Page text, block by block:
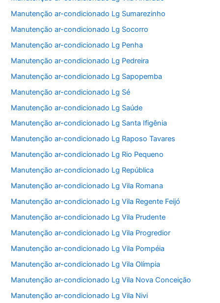
Manutenção ar-condicionado Lg Sumarezinho
Manutenção ar-condicionado Lg Socorro
Manutenção ar-condicionado Lg Penha
Manutenção ar-condicionado Lg Pedreira
Manutenção ar-condicionado Lg Sapopemba
Manutenção ar-condicionado Lg Sé
Manutenção ar-condicionado Lg Saúde
Manutenção ar-condicionado Lg Santa Ifigênia
Manutenção ar-condicionado Lg Raposo Tavares
Manutenção ar-condicionado Lg Rio Pequeno
Manutenção ar-condicionado Lg República
Manutenção ar-condicionado Lg Vila Romana
Manutenção ar-condicionado Lg Vila Regente Feijó
Manutenção ar-condicionado Lg Vila Prudente
Manutenção ar-condicionado Lg Vila Progredior
Manutenção ar-condicionado Lg Vila Pompéia
Manutenção ar-condicionado Lg Vila Olímpia
Manutenção ar-condicionado Lg Vila Nova Conceição
Manutenção ar-condicionado Lg Vila Nivi